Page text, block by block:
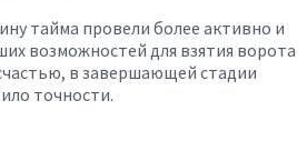
тайма провели более активно и
возможностей для взятия ворота
в завершающей стадии
точности.